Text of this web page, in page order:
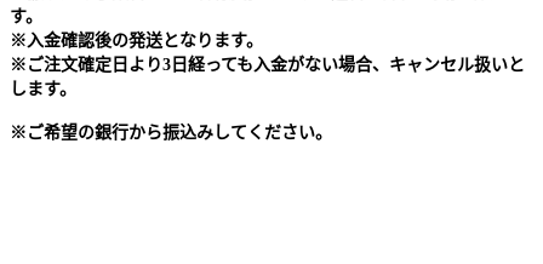
す。
※ 入金確認後の発送となります。
※ ご注文確定日より3日経っても入金がない場合、キャンセル扱いと
します。
※ ご希望の銀行から振込みしてください。